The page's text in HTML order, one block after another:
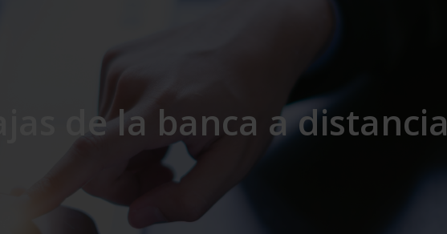
de la banca a distancia